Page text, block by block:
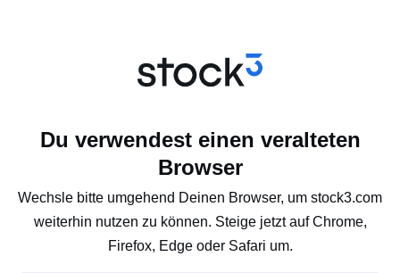
Du verwendest einen veralteten
Browser
Wechsle bitte umgehend Deinen Browser, um stock3.com
weiterhin nutzen zu können. Steige jetzt auf Chrome,
Firefox, Edge oder Safari um.